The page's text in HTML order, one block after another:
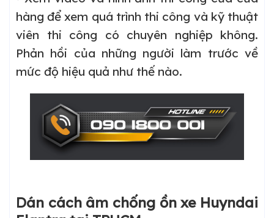
hàng để xem quá trình thi công và kỹ thuật
viên thi công có chuyên nghiệp không.
Phản hồi của những người làm trước về
mức độ hiệu quả như thế nào.
Dán cách âm chống ồn xe Huyndai